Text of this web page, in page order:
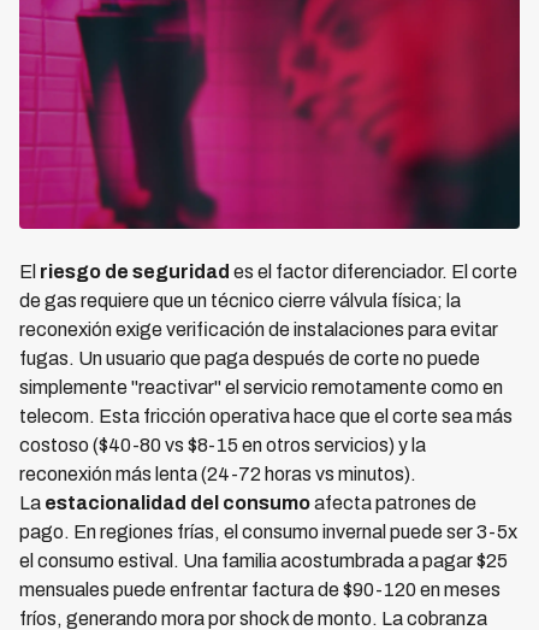
El riesgo de seguridad es el factor diferenciador. El corte
de gas requiere que un técnico cierre válvula física; la
reconexión exige verificación de instalaciones para evitar
fugas. Un usuario que paga después de corte no puede
simplemente "reactivar" el servicio remotamente como en
telecom. Esta fricción operativa hace que el corte sea más
costoso ($40-80 vs $8-15 en otros servicios) y la
reconexión más lenta (24-72 horas vs minutos).
La estacionalidad del consumoafecta patrones de
pago. En regiones frías, el consumo invernal puede ser 3-5x
el consumo estival. Una familia acostumbrada a pagar $25
mensuales puede enfrentar factura de $90-120 en meses
fríos, generando mora por shock de monto. La cobranza